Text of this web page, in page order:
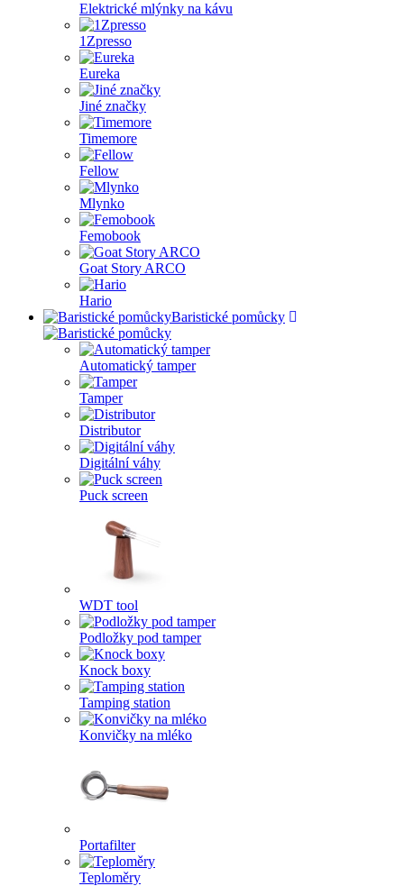
Elektrické mlýnky na kávu
1Zpresso
Eureka
Jiné značky
Timemore
Fellow
Mlynko
Femobook
Goat Story ARCO
Hario
Baristické pomůcky
Automatický tamper
Tamper
Distributor
Digitální váhy
Puck screen
WDT tool
Podložky pod tamper
Knock boxy
Tamping station
Konvičky na mléko
Portafilter
Teploměry